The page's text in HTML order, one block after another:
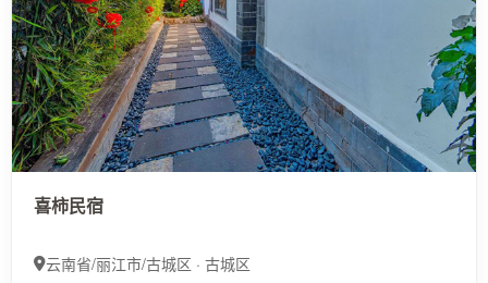
喜柿民宿
云南省/丽江市/古城区 · 古城区